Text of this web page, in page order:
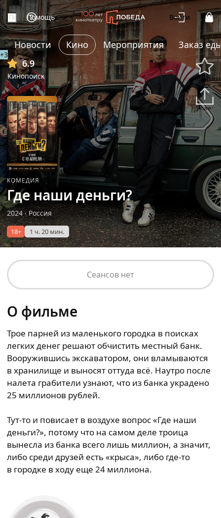
Помощь Войти
Новости Кино Мероприятия
Заказ
6.9
Кинопоиск
+3
КОМЕДИЯ
Где наши деньги?
2024·Россия
18+ 1 ч. 20 мин.
Сеансов нет
О фильме
Трое парней из маленького городка в поисках
легких денег решают обчистить местный банк.
Вооружившись экскаватором, они вламываются
в хранилище и выносят оттуда всё. Наутро после
налета грабители узнают, что из банка украдено
25 миллионов рублей.
Тут-то и повисает в воздухе вопрос «Где наши
деньги?», потому что на самом деле троица
вынесла из банка всего лишь миллион, а значит,
либо среди друзей есть «крыса», либо где-то
в городке в ходу еще 24 миллиона.